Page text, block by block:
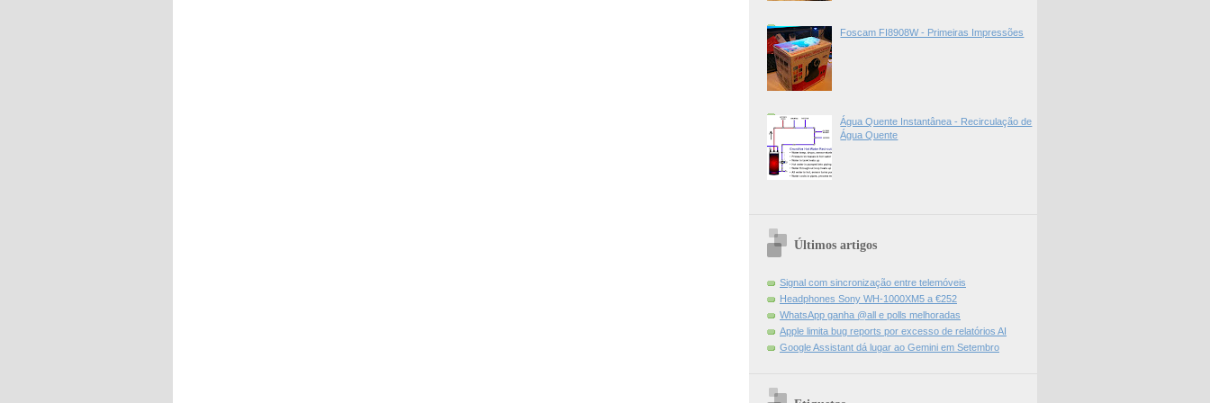
Foscam FI8908W - Primeiras Impressões
Água Quente Instantânea - Recirculação de
Água Quente
Últimos artigos
Signal com sincronização entre telemóveis
Headphones Sony WH-1000XM5 a €252
WhatsApp ganha @all e polls melhoradas
Apple limita bug reports por excesso de relatórios AI
Google Assistant dá lugar ao Gemini em Setembro